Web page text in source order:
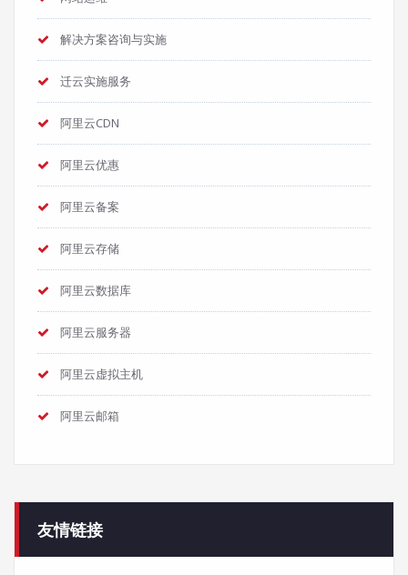
解决方案咨询与实施
迁云实施服务
阿里云CDN
阿里云优惠
阿里云备案
阿里云存储
阿里云数据库
阿里云服务器
阿里云虚拟主机
阿里云邮箱
友情链接